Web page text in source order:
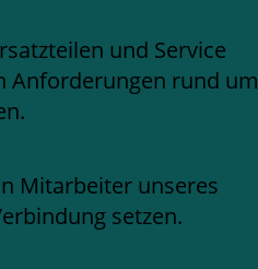
und Service
Anforderungen rund um
Mitarbeiter unseres
setzen.